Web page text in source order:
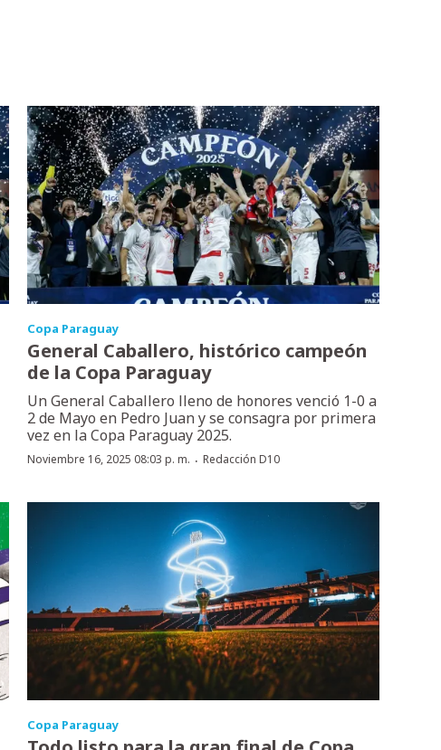
Copa Paraguay
General Caballero, histórico campeón
de la Copa Paraguay
Un General Caballero lleno de honores venció 1-0 a
2 de Mayo en Pedro Juan y se consagra por primera
vez en la Copa Paraguay 2025.
Noviembre 16, 2025 08:03 p. m. · Redacción D10
Copa Paraguay